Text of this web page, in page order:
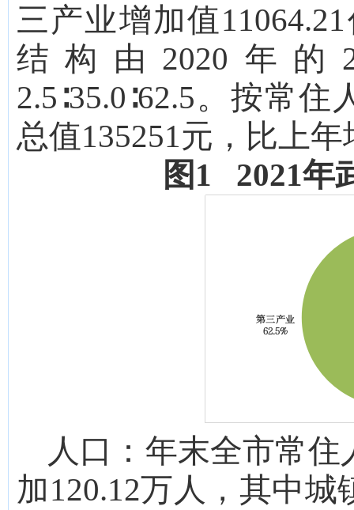
三产业增加值11064.21
结构 由 2020年的
2.5∶35.0∶62.5。按常住
总值135251元，比上年
图 1 2021年
人口： 年末全市常住
加120.12万人，其中城